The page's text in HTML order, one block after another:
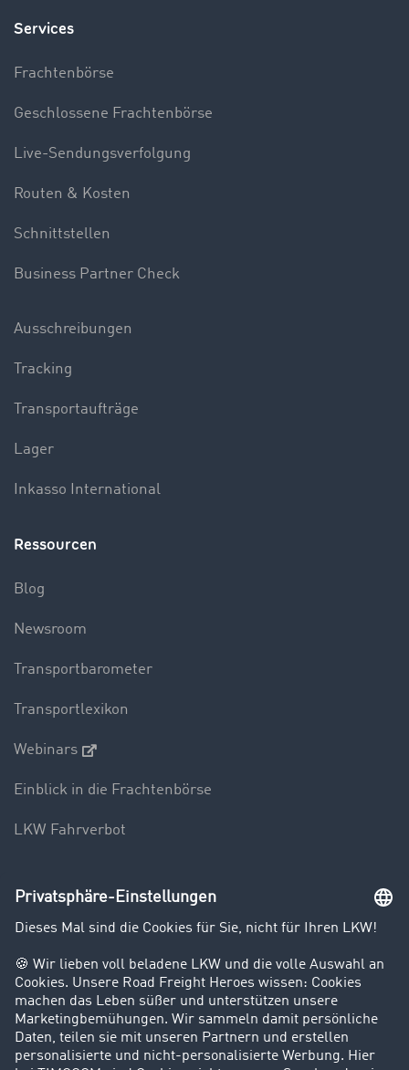
Services
Frachtenbörse
Geschlossene Frachtenbörse
Live-Sendungsverfolgung
Routen & Kosten
Schnittstellen
Business Partner Check
Ausschreibungen
Tracking
Transportaufträge
Lager
Inkasso International
Ressourcen
Blog
Newsroom
Transportbarometer
Transportlexikon
Webinars
Einblick in die Frachtenbörse
LKW Fahrverbot
Unternehmen
Kunden werben Kunden
Success Stories
Karriere
Support